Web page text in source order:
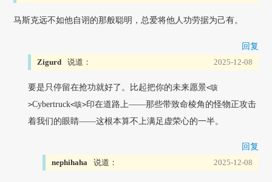
马斯克远不如他自诩的那般聪明，总爱将他人功劳据为己有。
回复
Zigurd 说道： 2025-12-08
要是只停留在抢功就好了。比起把你的未来愿景<咳
>Cybertruck<咳>印在道路上——那些带致命棱角的怪物正攻击
着我们的眼睛——这根本算不上满足虚荣心的一半。
回复
nephihaha 说道： 2025-12-08